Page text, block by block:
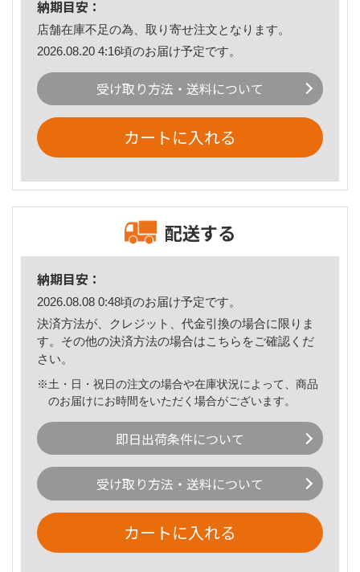
納期目安：
店舗在庫不足の為、取り寄せ注文となります。
2026.08.20 4:16頃のお届け予定です。
受け取り方法・送料について
カートに入れる
配送する
納期目安：
2026.08.08 0:48頃のお届け予定です。
決済方法が、クレジット、代金引換の場合に限りま
す。その他の決済方法の場合はこちら をご確認くだ
さい。
※土・日・祝日の注文の場合や在庫状況によって、商品
のお届けにお時間をいただく場合がございます。
即日出荷条件について
受け取り方法・送料について
カートに入れる